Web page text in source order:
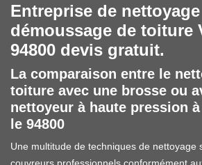
Entreprise de
démoussage de toiture
94800 devis gratuit.
La comparaison entre le
toiture avec une brosse ou
nettoyeur à haute pression
le 94800
Une multitude de techniques de nettoyage